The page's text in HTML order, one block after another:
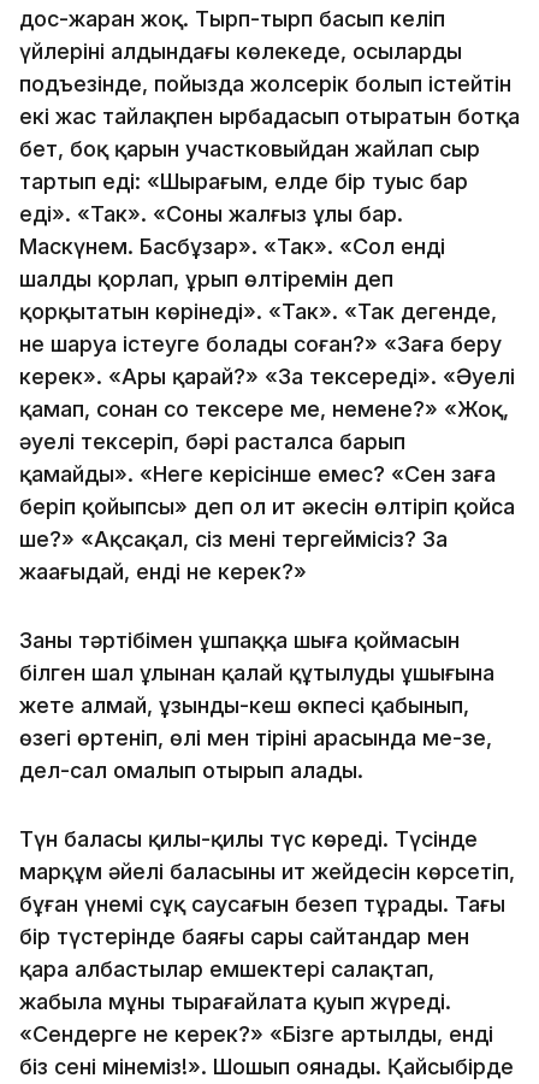
дос-жаран жоқ. Тырп-тырп басып келіп
үйлерінің алдындағы көлеңкеде, осылардың
подъезінде, пойызда жолсерік болып істейтін
екі жас тайлақпен ырбаңдасып отыратын ботқа
бет, боқ қарын участковыйдан жайлап сыр
тартып еді: «Шырағым, елде бір туыс бар
еді». «Так». «Соның жалғыз ұлы бар.
Маскүнем. Басбұзар». «Так». «Сол енді
шалды қорлап, ұрып өлтіремін деп
қорқытатын көрінеді». «Так». «Так дегенде,
не шаруа істеуге болады соған?» «Заңға беру
керек». «Ары қарай?» «Заң тексереді». «Әуелі
қамап, сонан соң тексере ме, немене?» «Жоқ,
әуелі тексеріп, бәрі расталса барып
қамайды». «Неге керісінше емес? «Сен заңға
беріп қойыпсың» деп ол ит әкесін өлтіріп қойса
ше?» «Ақсақал, сіз мені тергеймісіз? Заң
жаңағыдай, енді не керек?»
Заңның тәртібімен ұшпаққа шыға қоймасын
білген шал ұлынан қалай құтылудың ұшығына
жете алмай, ұзынды-кеш өкпесі қабынып,
өзегі өртеніп, өлі мен тірінің арасында мең-зең,
дел-сал омалып отырып алады.
Түн баласы қилы-қилы түс көреді. Түсінде
марқұм әйелі баласының ит жейдесін көрсетіп,
бұған үнемі сұқ саусағын безеп тұрады. Тағы
бір түстерінде баяғы сары сайтандар мен
қара албастылар емшектері салақтап,
жабыла мұны тырағайлата қуып жүреді.
«Сендерге не керек?» «Бізге артылдың, енді
біз сені мінеміз!». Шошып оянады. Қайсыбірде